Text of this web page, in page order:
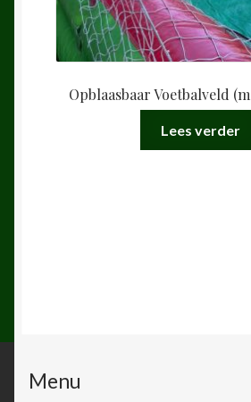
Opblaasbaar Voetbalveld
Lees verder
Menu